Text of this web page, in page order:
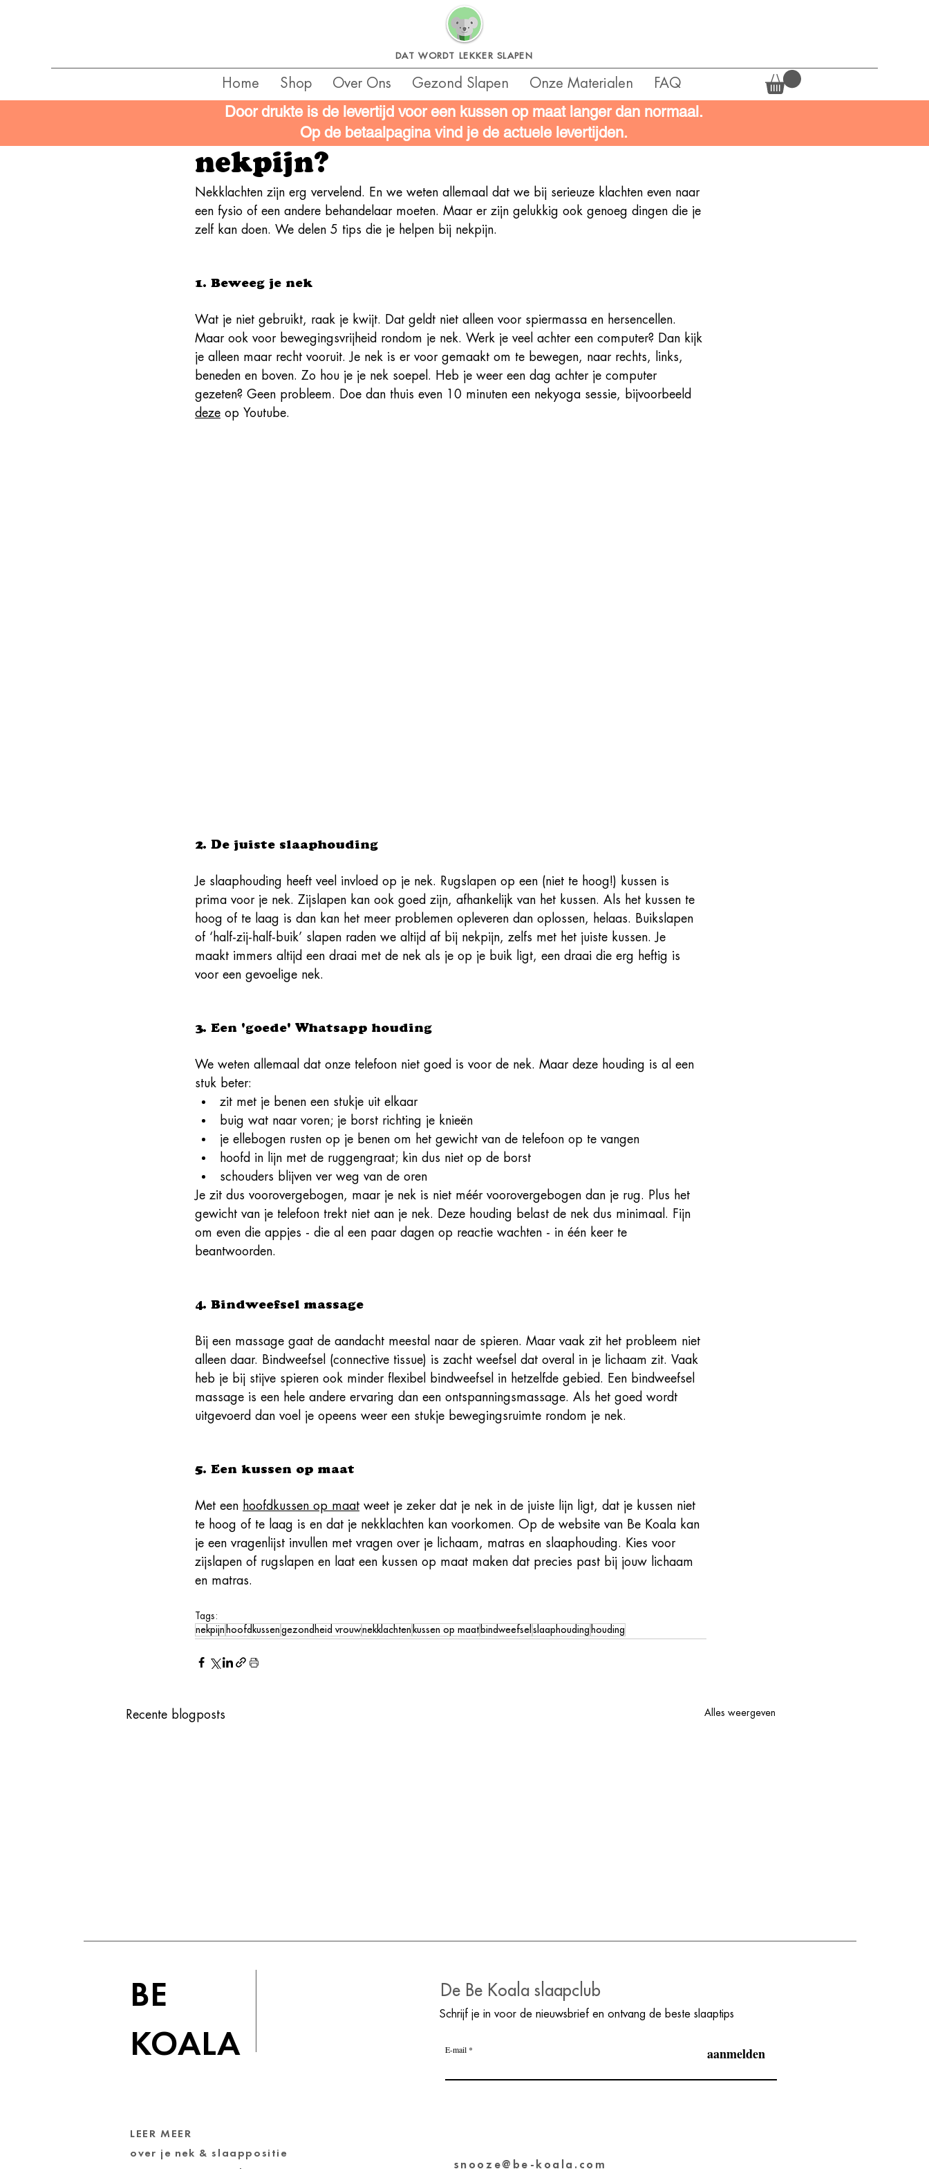
DAT WORDT LEKKER SLAPEN
Home Shop Over Ons Gezond Slapen Onze Materialen FAQ
Wat kan ik zelf doen tegen
nekpijn?
Nekklachten zijn erg vervelend. En we weten allemaal dat we bij serieuze klachten even naar
een fysio of een andere behandelaar moeten. Maar er zijn gelukkig ook genoeg dingen die je
zelf kan doen. We delen 5 tips die je helpen bij nekpijn.
1. Beweeg je nek
Wat je niet gebruikt, raak je kwijt. Dat geldt niet alleen voor spiermassa en hersencellen.
Maar ook voor bewegingsvrijheid rondom je nek. Werk je veel achter een computer? Dan kijk
je alleen maar recht vooruit. Je nek is er voor gemaakt om te bewegen, naar rechts, links,
beneden en boven. Zo hou je je nek soepel. Heb je weer een dag achter je computer
gezeten? Geen probleem. Doe dan thuis even 10 minuten een nekyoga sessie, bijvoorbeeld
deze op Youtube.
2. De juiste slaaphouding
Je slaaphouding heeft veel invloed op je nek. Rugslapen op een (niet te hoog!) kussen is
prima voor je nek. Zijslapen kan ook goed zijn, afhankelijk van het kussen. Als het kussen te
hoog of te laag is dan kan het meer problemen opleveren dan oplossen, helaas. Buikslapen
of ‘half-zij-half-buik’ slapen raden we altijd af bij nekpijn, zelfs met het juiste kussen. Je
maakt immers altijd een draai met de nek als je op je buik ligt, een draai die erg heftig is
voor een gevoelige nek.
3. Een 'goede' Whatsapp houding
We weten allemaal dat onze telefoon niet goed is voor de nek. Maar deze houding is al een
stuk beter:
zit met je benen een stukje uit elkaar
buig wat naar voren; je borst richting je knieën
je ellebogen rusten op je benen om het gewicht van de telefoon op te vangen
hoofd in lijn met de ruggengraat; kin dus niet op de borst
schouders blijven ver weg van de oren
Je zit dus voorovergebogen, maar je nek is niet méér voorovergebogen dan je rug. Plus het
gewicht van je telefoon trekt niet aan je nek. Deze houding belast de nek dus minimaal. Fijn
om even die appjes - die al een paar dagen op reactie wachten - in één keer te
beantwoorden.
4. Bindweefsel massage
Bij een massage gaat de aandacht meestal naar de spieren. Maar vaak zit het probleem niet
alleen daar. Bindweefsel (connective tissue) is zacht weefsel dat overal in je lichaam zit. Vaak
heb je bij stijve spieren ook minder flexibel bindweefsel in hetzelfde gebied. Een bindweefsel
massage is een hele andere ervaring dan een ontspanningsmassage. Als het goed wordt
uitgevoerd dan voel je opeens weer een stukje bewegingsruimte rondom je nek.
5. Een kussen op maat
Met een hoofdkussen op maat weet je zeker dat je nek in de juiste lijn ligt, dat je kussen niet
te hoog of te laag is en dat je nekklachten kan voorkomen. Op de website van Be Koala kan
je een vragenlijst invullen met vragen over je lichaam, matras en slaaphouding. Kies voor
zijslapen of rugslapen en laat een kussen op maat maken dat precies past bij jouw lichaam
en matras.
Tags:
nekpijn hoofdkussen gezondheid vrouwnekklachten kussen op maat bindweefsel slaaphouding houding
Recente blogposts Alles weergeven
Mijn kind slaapt
Schouderpijn bij
veelvoorkomende
hoofdkussen
Door drukte is de levertijd voor een kussen op maat langer dan normaal.
Op de betaalpagina vind je de actuele levertijden.
BE
KOALA
LEER MEER
over je nek & slaappositie
De Be Koala slaapclub
Schrijf je in voor de nieuwsbrief en ontvang de beste slaaptips
E-mail aanmelden
snooze@be-koala.com